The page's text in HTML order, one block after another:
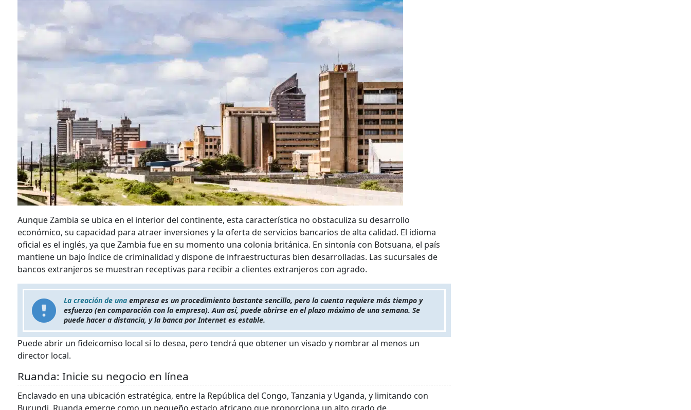
Aunque Zambia se ubica en el interior del continente, esta característica no obstaculiza su desarrollo
económico, su capacidad para atraer inversiones y la oferta de servicios bancarios de alta calidad. El idioma
oficial es el inglés, ya que Zambia fue en su momento una colonia británica. En sintonía con Botsuana, el país
mantiene un bajo índice de criminalidad y dispone de infraestructuras bien desarrolladas. Las sucursales de
bancos extranjeros se muestran receptivas para recibir a clientes extranjeros con agrado.
La creación de una empresa es un procedimiento bastante sencillo, pero la cuenta requiere más tiempo y
esfuerzo (en comparación con la empresa). Aun así, puede abrirse en el plazo máximo de una semana. Se
puede hacer a distancia, y la banca por Internet es estable.
Puede abrir un fideicomiso local si lo desea, pero tendrá que obtener un visado y nombrar al menos un
director local.
Ruanda: Inicie su negocio en línea
Enclavado en una ubicación estratégica, entre la República del Congo, Tanzania y Uganda, y limitando con